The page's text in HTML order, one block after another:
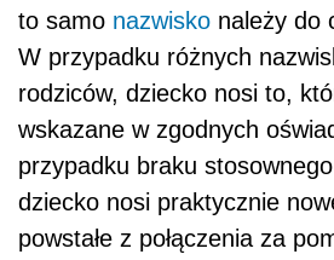
to samo nazwisko należy do
W przypadku różnych
rodziców, dziecko nosi to,
wskazane w zgodnych
przypadku braku
dziecko nosi praktycznie
powstałe z połączenia za